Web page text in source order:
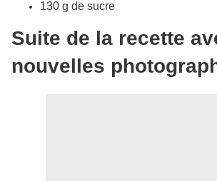
130 g de sucre
Suite de la recette
nouvelles